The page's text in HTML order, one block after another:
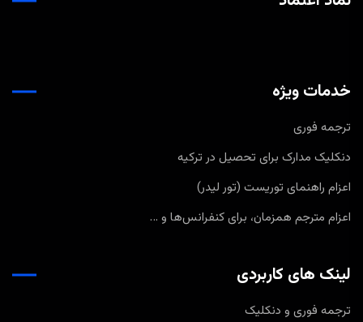
خدمات ویژه
ترجمه فوری
دنکلیک مدارک برای تحصیل در ترکیه
اعزام راهنمای توریست (تور لیدر)
اعزام مترجم همزمان، برای کنفرانس‌ها و …
لینک های کاربردی
ترجمه فوری و دنکلیک